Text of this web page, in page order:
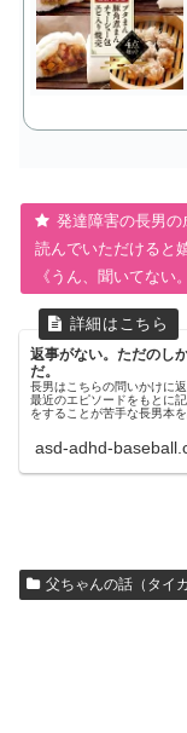
発達障害の長男の
読んでいただけると
《うん、聞いてない
返事がない。ただのし
だ。
長男はこちらの問いかけに
最近のエピソードをもとに
をすることが苦手な長男本
ぼ返事は返ってきません。...
asd-adhd-
父ちゃんの話（タイ